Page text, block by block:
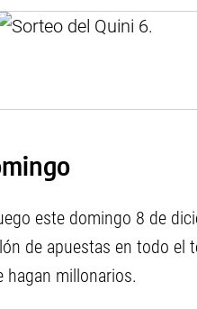
este domingo 8 de
de apuestas en todo el
hagan millonarios.